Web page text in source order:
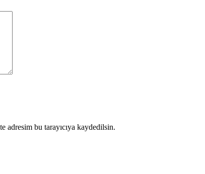
adresim bu tarayıcıya kaydedilsin.